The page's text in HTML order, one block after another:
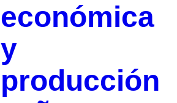
económica
y
producción